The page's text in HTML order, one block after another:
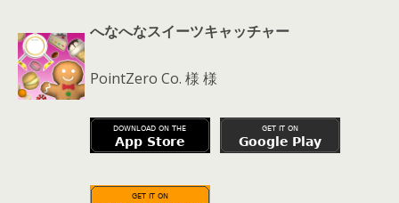
へなへなスイーツキャッチャー
PointZero Co. 様 様